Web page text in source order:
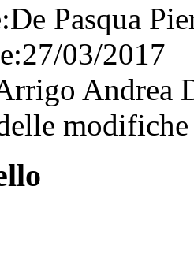
De Pasqua
27/03/2017
Andrea